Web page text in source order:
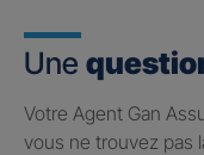
Une
Votre Agent Gan
vous ne trouvez pas